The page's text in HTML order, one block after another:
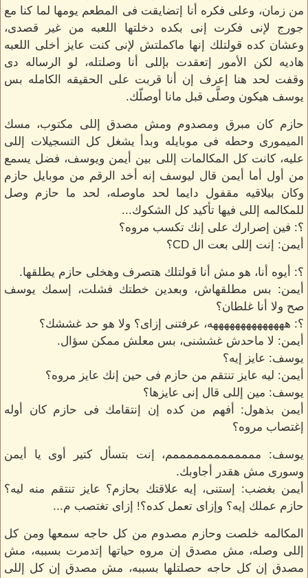
من زمان، وعلى فكره أنا إتضايقت فى المطعم يومها لما كنا مع
جورج لإنى فكرت إنى بكده دخلتها اللعبه من غير قصدى،
وعشان كده قولتلك إنها ماكملتش لإنى كنت عايز أخلى اللعبه
هاديه لكن الأمور إتعقدت بإللى أنا وصلتله، لو الرساله دى
وقفت لحد هنا إعرف إن أنا قربت على الحقيقه الكامله بس
يوسف هيكون وصلَّى قبل مانا أوصلّك.
حازم كان مبرق ومصدوم ومش مصدق إللى مكتوب، مسك
الميمورى وحطه فى موبايله وبدأ يشغل كل التسجيلات إللى
عليه، كانت كل المكالمات إللى بين أيمن ويوسف، فضل يسمع
من أول أما أيمن قال ليوسف إنه أخد الرقم من موبايل حازم
وكان بيلاقيه مقفول دايما لحد ماوصله، لحد ما حازم وصل
للمكالمه إللى فيها تأكيد كل الشكوك...
؟: فين إصرارك على إنك تكسب مروه؟
أيمن: إنت إللى بعت ال CD؟
؟: أيوه أنا، هو مش أنا قولتلك هتصرف وهخلى حازم يطلقها.
أيمن: بس مطلقهاش، وبعدين خطتك فشلت، إسمك يوسف
صح ولا أنا غلطان؟
؟: ههههههههههههههه، عرفتنى إزاى؟ ولا هو حد غششك؟
أيمن: لا ماحدش غششنى، بس معلش ممكن سؤال.
يوسف: عايز إيه؟
أيمن: ليه عايز تنتقم من حازم فى حين إنك عايز مروه؟
يوسف: مين إللى قال إنى عايزها؟
أيمن بذهول: أفهم من كده إن إنتقامك فى حازم كان أوله
إغتصاب مروه؟
يوسف: مممممممممممممم، إنت بتسأل كتير أوى يا أيمن
وسورى مش هقدر أجاوبك.
أيمن بغضب: إستنى، إيه علاقتك بحازم؟ عايز تنتقم منه ليه؟
حازم عملك إيه؟ وإزاى تعمل كده؟! إزاى تغتصب م...
المكالمه خلصت وحازم مصدوم من كل حاجه سمعها ومن كل
إللى وصله، مش مصدق إن مروه حياتها إتدمرت بسببه، مش
مصدق إن كل حاجه حصلتلها بسببه، مش مصدق إن كل إللى